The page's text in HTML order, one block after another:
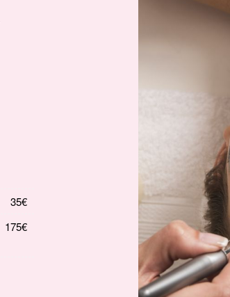
35€
175€